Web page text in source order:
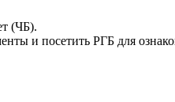
(ЧБ).
и посетить РГБ для